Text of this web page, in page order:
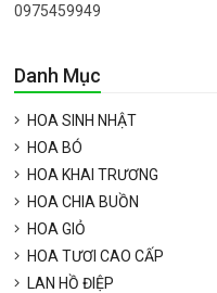
0975459949
Danh Mục
HOA SINH NHẬT
HOA BÓ
HOA KHAI TRƯƠNG
HOA CHIA BUỒN
HOA GIỎ
HOA TƯƠI CAO CẤP
LAN HỒ ĐIỆP